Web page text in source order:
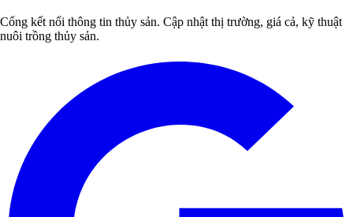
Cổng kết nối thông tin thủy sản. Cập nhật thị trường, giá cả, kỹ thuật
nuôi trồng thủy sản.